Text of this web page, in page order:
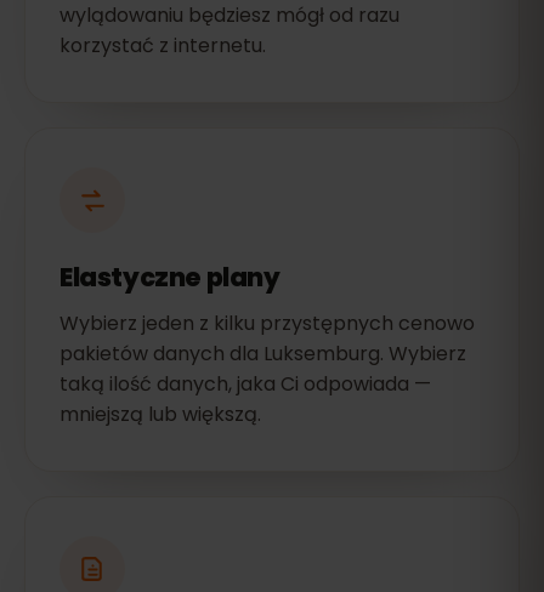
wylądowaniu będziesz mógł od razu
korzystać z internetu.
Elastyczne plany
Wybierz jeden z kilku przystępnych cenowo
pakietów danych dla Luksemburg. Wybierz
taką ilość danych, jaka Ci odpowiada —
mniejszą lub większą.